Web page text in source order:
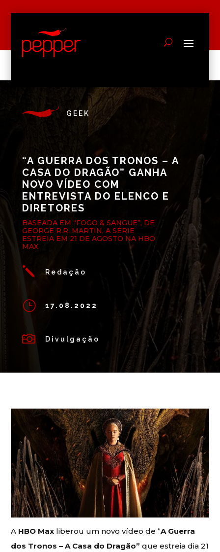
GEEK
“A GUERRA DOS TRONOS – A
CASA DO DRAGÃO” GANHA
NOVO VÍDEO COM
ENTREVISTA DO ELENCO E
DIRETORES
BASEADA EM “FOGO & SANGUE”, DE
GEORGE R.R. MARTIN, A SÉRIE
ESTREIA EM 21 DE AGOSTO NA HBO
MAX
j Redação
} 17.08.2022
 Divulgação
A HBO Max liberou um novo vídeo de “A Guerra
dos Tronos – A Casa do Dragão”que estreia dia 21